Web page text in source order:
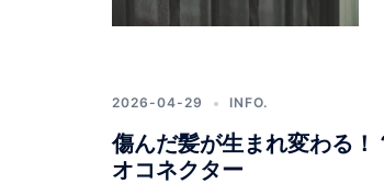
2026-04-29 INFO.
傷んだ髪が生まれ変わる
オコネクター